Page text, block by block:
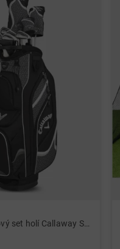
Dámský golfový set holí Callaway Solaire Graphit, dámský